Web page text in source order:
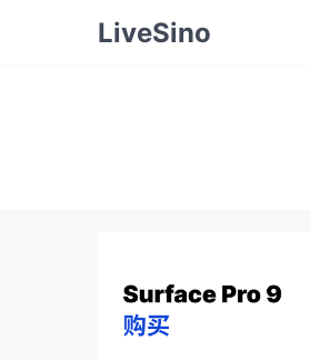
LiveSino